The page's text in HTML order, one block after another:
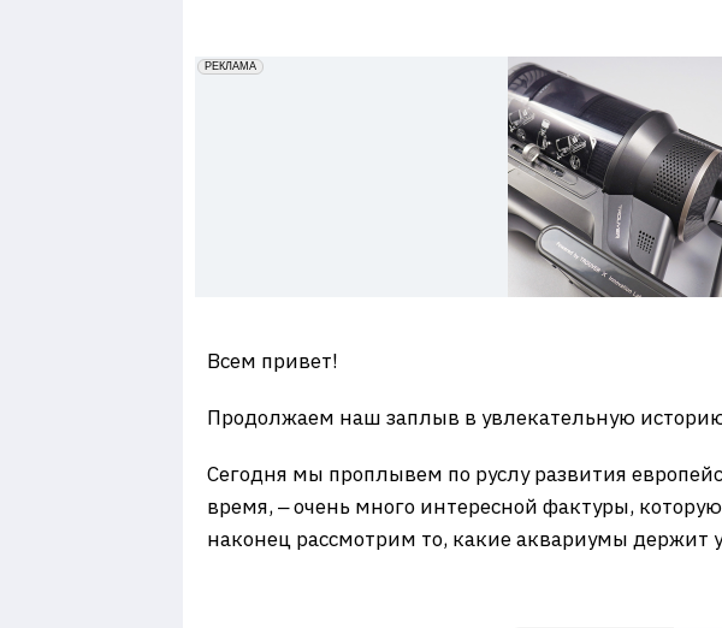
erid: 2VfnxxmNzs5
РЕКЛАМА
Всем привет!
Продолжаем наш заплыв в увлекательную
Сегодня мы проплывем по руслу развития
время, ‒ очень много интересной фактуры,
наконец рассмотрим то, какие аквариумы держит